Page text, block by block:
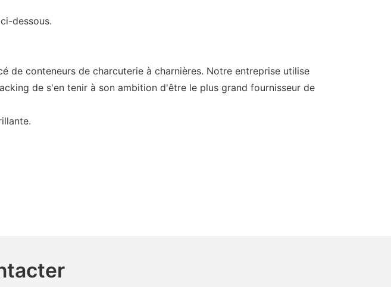
dessous.
de conteneurs de charcuterie à charnières. Notre entreprise utilise
de s'en tenir à son ambition d'être le plus grand fournisseur de